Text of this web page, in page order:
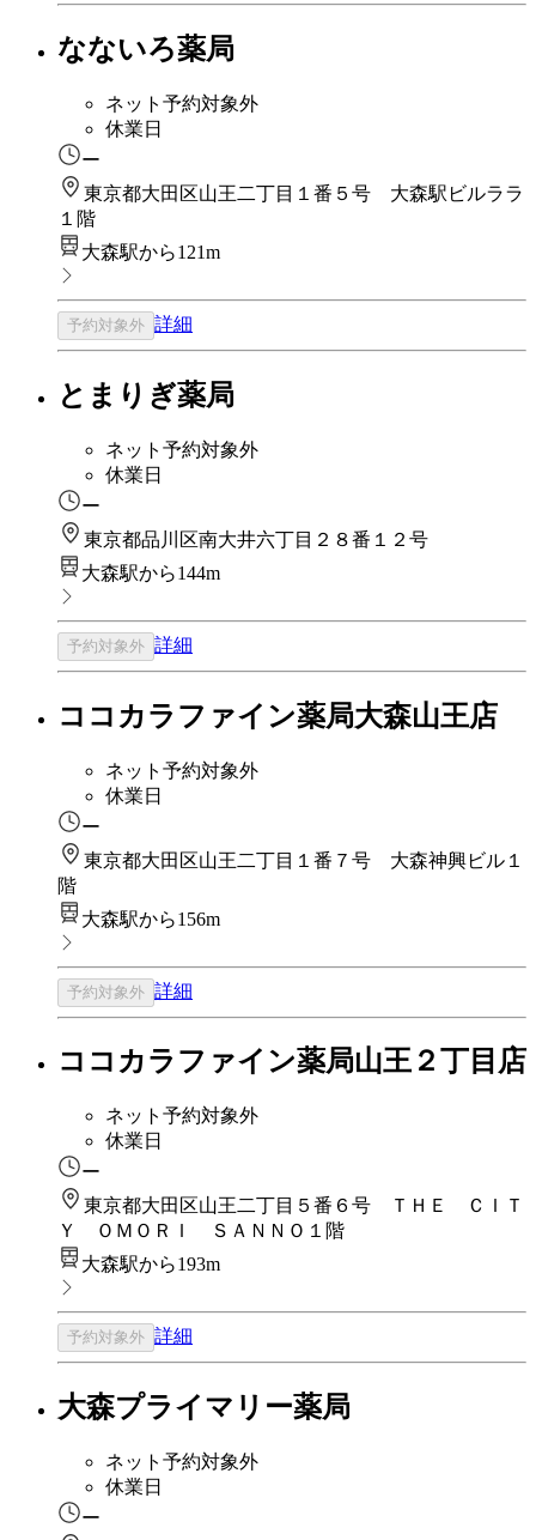
なないろ薬局
ネット予約対象外
休業日
ー
東京都大田区山王二丁目１番５号 大森駅ビルララ
１階
大森駅から121m
予約対象外 詳細
とまりぎ薬局
ネット予約対象外
休業日
ー
東京都品川区南大井六丁目２８番１２号
大森駅から144m
予約対象外 詳細
ココカラファイン薬局大森山王店
ネット予約対象外
休業日
ー
東京都大田区山王二丁目１番７号 大森神興ビル１
階
大森駅から156m
予約対象外 詳細
ココカラファイン薬局山王２丁目店
ネット予約対象外
休業日
ー
東京都大田区山王二丁目５番６号 ＴＨＥ ＣＩＴ
Ｙ ＯＭＯＲＩ ＳＡＮＮＯ１階
大森駅から193m
予約対象外 詳細
大森プライマリー薬局
ネット予約対象外
休業日
ー